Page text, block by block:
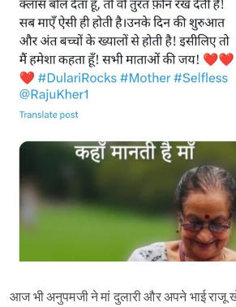
आज भी अनुपमजी ने मां दुलारी और अपने भाई